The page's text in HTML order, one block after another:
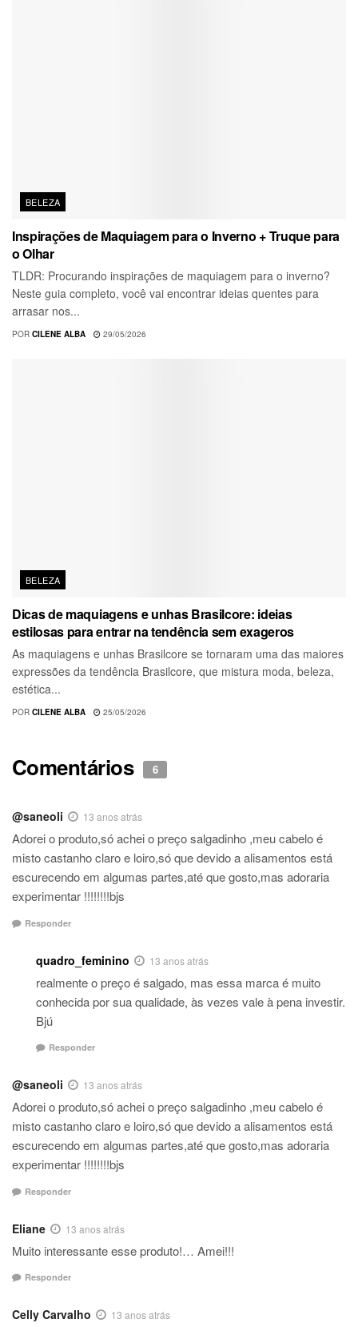
BELEZA
Inspirações de Maquiagem para o Inverno + Truque para
o Olhar
TLDR: Procurando inspirações de maquiagem para o inverno?
Neste guia completo, você vai encontrar ideias quentes para
arrasar nos...
POR CILENE ALBA 29/05/2026
BELEZA
Dicas de maquiagens e unhas Brasilcore: ideias
estilosas para entrar na tendência sem exageros
As maquiagens e unhas Brasilcore se tornaram uma das maiores
expressões da tendência Brasilcore, que mistura moda, beleza,
estética...
POR CILENE ALBA 25/05/2026
Comentários 6
@saneoli 13 anos atrás
Adorei o produto,só achei o preço salgadinho ,meu cabelo é
misto castanho claro e loiro,só que devido a alisamentos está
escurecendo em algumas partes,até que gosto,mas adoraria
experimentar !!!!!!!!bjs
Responder
quadro_feminino 13 anos atrás
realmente o preço é salgado, mas essa marca é muito
conhecida por sua qualidade, às vezes vale à pena investir.
Bjú
Responder
@saneoli 13 anos atrás
Adorei o produto,só achei o preço salgadinho ,meu cabelo é
misto castanho claro e loiro,só que devido a alisamentos está
escurecendo em algumas partes,até que gosto,mas adoraria
experimentar !!!!!!!!bjs
Responder
Eliane 13 anos atrás
Muito interessante esse produto!… Amei!!!
Responder
Celly Carvalho 13 anos atrás